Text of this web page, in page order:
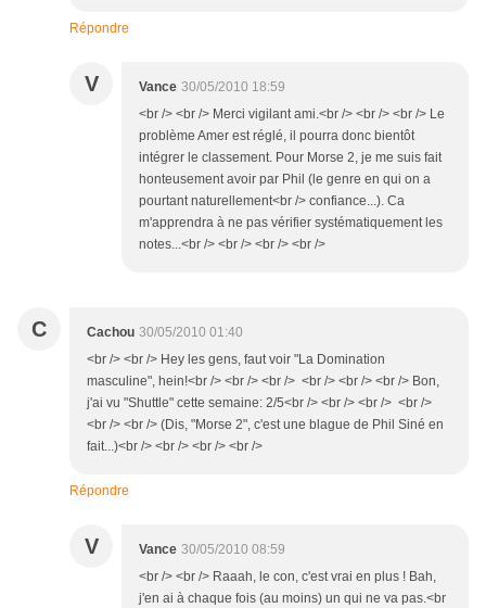
Répondre
V Vance 30/05/2010 18:59
<br /> <br /> Merci vigilant ami.<br /> <br /> <br /> Le
problème Amer est réglé, il pourra donc bientôt
intégrer le classement. Pour Morse 2, je me suis fait
honteusement avoir par Phil (le genre en qui on a
pourtant naturellement<br /> confiance...). Ca
m'apprendra à ne pas vérifier systématiquement les
notes...<br /> <br /> <br /> <br />
C Cachou 30/05/2010 01:40
<br /> <br /> Hey les gens, faut voir "La Domination
masculine", hein!<br /> <br /> <br /> <br /> <br /> <br /> Bon,
j'ai vu "Shuttle" cette semaine: 2/5<br /> <br /> <br /> <br />
<br /> <br /> (Dis, "Morse 2", c'est une blague de Phil Siné en
fait...)<br /> <br /> <br /> <br />
Répondre
V Vance 30/05/2010 08:59
<br /> <br /> Raaah, le con, c'est vrai en plus ! Bah,
j'en ai à chaque fois (au moins) un qui ne va pas.<br